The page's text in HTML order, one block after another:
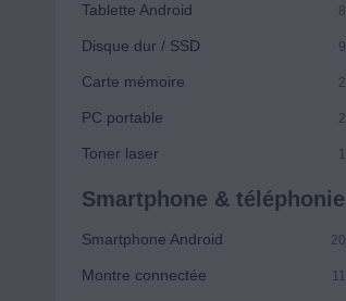
Tablette Android 8
Disque dur / SSD 9
Carte mémoire 2
PC portable 2
Toner laser 1
Smartphone & téléphonie
Smartphone Android 20
Montre connectée 11